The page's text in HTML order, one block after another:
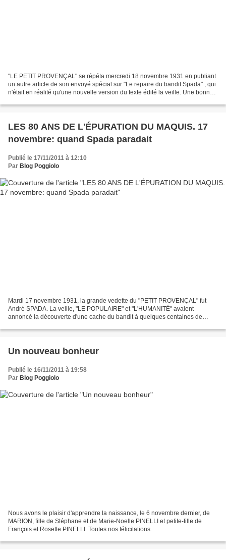
"LE PETIT PROVENÇAL" se répéta mercredi 18 novembre 1931 en publiant
un autre article de son envoyé spécial sur "Le repaire du bandit Spada" , qui
n'était en réalité qu'une nouvelle version du texte édité la veille. Une bonne
LES 80 ANS DE L'ÉPURATION DU MAQUIS. 17
novembre: quand Spada paradait
Publié le 17/11/2011 à 12:10
Par Blog Poggiolo
Mardi 17 novembre 1931, la grande vedette du "PETIT PROVENÇAL" fut
André SPADA. La veille, "LE POPULAIRE" et "L'HUMANITÉ" avaient
annoncé la découverte d'une cache du bandit à quelques centaines de
Un nouveau bonheur
Publié le 16/11/2011 à 19:58
Par Blog Poggiolo
Nous avons le plaisir d'apprendre la naissance, le 6 novembre dernier, de
MARION, fille de Stéphane et de Marie-Noelle PINELLI et petite-fille de
François et Rosette PINELLI. Toutes nos félicitations.